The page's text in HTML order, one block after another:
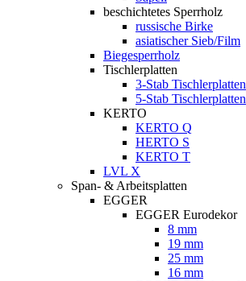
beschichtetes Sperrholz
russische Birke
asiatischer Sieb/Film
Biegesperrholz
Tischlerplatten
3-Stab Tischlerplatten
5-Stab Tischlerplatten
KERTO
KERTO Q
HERTO S
KERTO T
LVL X
Span- & Arbeitsplatten
EGGER
EGGER Eurodekor
8 mm
19 mm
25 mm
16 mm